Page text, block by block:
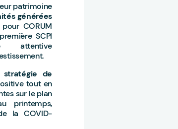
patrimoine
générées
pour CORUM
SCPI
attentive
stratégie de
tout en
sur le plan
printemps,
la COVID-